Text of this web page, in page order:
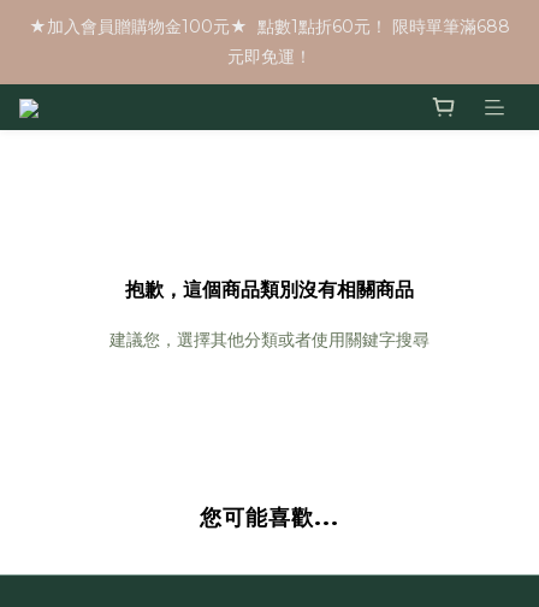
★加入會員贈購物金100元★  點數1點折60元！ 限時單筆滿688
元即免運！
抱歉，這個商品類別沒有相關商品
建議您，選擇其他分類或者使用關鍵字搜尋
您可能喜歡...